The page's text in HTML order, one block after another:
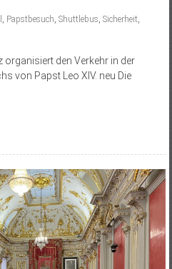
, Papstbesuch, Shuttlebus, Sicherheit,
organisiert den Verkehr in der
von Papst Leo XIV. neu Die